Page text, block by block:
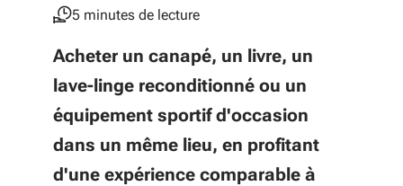
5 minutes de lecture
Acheter un canapé, un livre, un
lave-linge reconditionné ou un
équipement sportif d'occasion
dans un même lieu, en profitant
d'une expérience comparable à